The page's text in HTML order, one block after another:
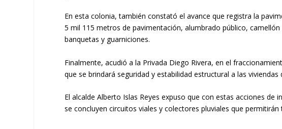
En esta colonia, también constató el avance que registra la
5 mil 115 metros de pavimentación, alumbrado público,
banquetas y guarniciones.
Finalmente, acudió a la Privada Diego Rivera, en el
que se brindará seguridad y estabilidad estructural a las
El alcalde Alberto Islas Reyes expuso que con estas acciones
se concluyen circuitos viales y colectores pluviales que